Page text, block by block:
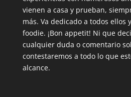
vienen a casa y prueban,
más. Va dedicado a todos ellos
foodie. ¡Bon appetit! Ni que
cualquier duda o comentario
contestaremos a todo lo que
alcance.